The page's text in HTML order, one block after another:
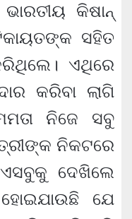
କିଷାନ୍
ସହିତ
ଏଥିରେ
କରିବା ଲାଗି
ନିଜେ ସବୁ
ନିକଟରେ
ଦେଖିଲେ
ଯେ